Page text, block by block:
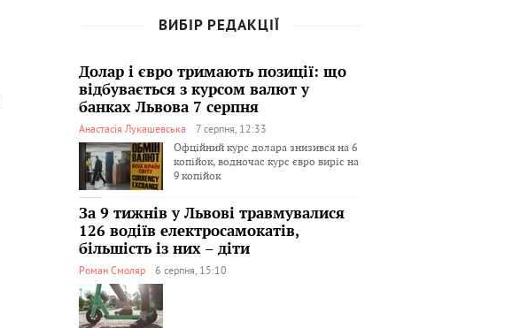
ВИБІР РЕДАКЦІЇ
Долар і євро тримають позиції: що
відбувається з курсом валют у
банках Львова 7 серпня
Анастасія Лукашевська
7 серпня, 12:33
Офційний курс долара знизився на 6
копійок, водночас курс євро виріс на
9 копійок
За 9 тижнів у Львові травмувалися
126 водіїв електросамокатів,
більшість із них – діти
Роман Смоляр 6 серпня, 15:10